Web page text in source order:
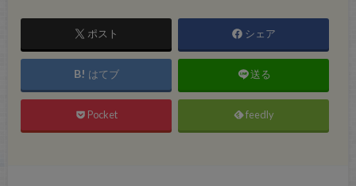
ポスト シェア
はてブ 送る
Pocket feedly